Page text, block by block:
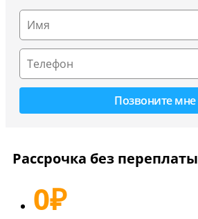
Рассрочка без переплаты
0₽